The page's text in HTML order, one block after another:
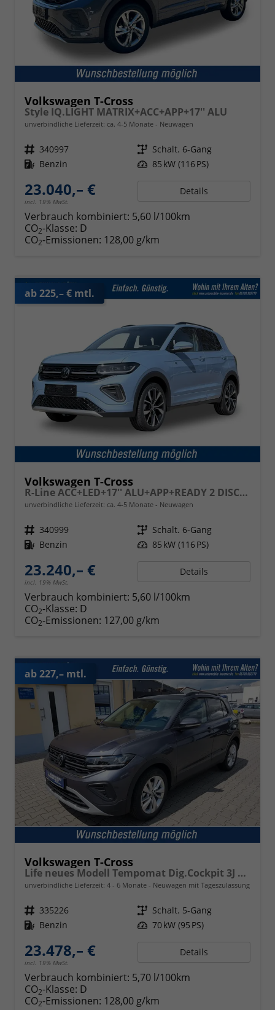
Volkswagen T-Cross
Style IQ.LIGHT MATRIX+ACC+APP+17'' ALU
unverbindliche Lieferzeit: ca. 4-5 Monate Neuwagen
Fahrzeugnr. 340997 Getriebe Schalt. 6-Gang
Kraftstoff Benzin Leistung 85 kW (116 PS)
23.040,– €
incl. 19% MwSt.
Details
Verbrauch kombiniert: 5,60 l/100km
CO2-Klasse: D
CO2-Emissionen: 128,00 g/km
ab 225,– € mtl.
Volkswagen T-Cross
R-Line ACC+LED+17'' ALU+APP+READY 2 DISCOVER
unverbindliche Lieferzeit: ca. 4-5 Monate Neuwagen
Fahrzeugnr. 340999 Getriebe Schalt. 6-Gang
Kraftstoff Benzin Leistung 85 kW (116 PS)
23.240,– €
incl. 19% MwSt.
Details
Verbrauch kombiniert: 5,60 l/100km
CO2-Klasse: D
CO2-Emissionen: 127,00 g/km
ab 227,– mtl.
Volkswagen T-Cross
Life neues Modell Tempomat Dig.Cockpit 3J Garantie
unverbindliche Lieferzeit: 4 - 6 Monate Neuwagen mit Tageszulassung
Fahrzeugnr. 335226 Getriebe Schalt. 5-Gang
Kraftstoff Benzin Leistung 70 kW (95 PS)
23.478,– €
incl. 19% MwSt.
Details
Verbrauch kombiniert: 5,70 l/100km
CO2-Klasse: D
CO2-Emissionen: 128,00 g/km